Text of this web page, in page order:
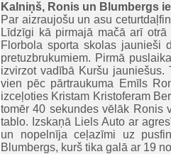
Kalniņš, Ronis un Blumbergs
Par aizraujošu un asu
Līdzīgi kā pirmajā mačā arī
Florbola sporta skolas jaunieši
pretuzbrukumiem. Pirmā
izvirzot vadībā Kuršu
vien pēc pārtraukuma Emīls
izceļoties Kristam Kristoferam
tomēr 40 sekundes vēlāk Ronis
tablo. Izskaņā Liels Auto ar
un nopelnīja ceļazīmi uz
Blumbergs, kurš tika galā ar 19